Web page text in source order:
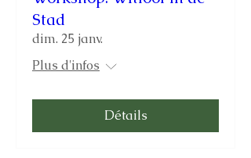
Stad
dim. 25 janv.
Plus d'infos
Détails